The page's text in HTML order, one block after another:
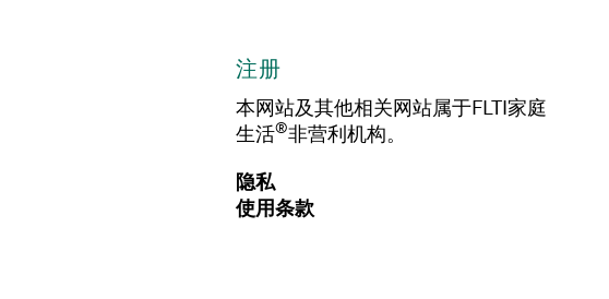
注册
本网站及其他相关网站属于FLTI家庭
生活®非营利机构。
隐私
使用条款